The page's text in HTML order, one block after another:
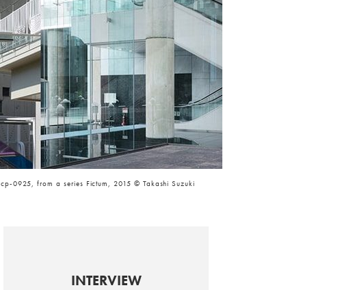
cp-0925, from a series Fictum, 2015 © Takashi Suzuki
INTERVIEW